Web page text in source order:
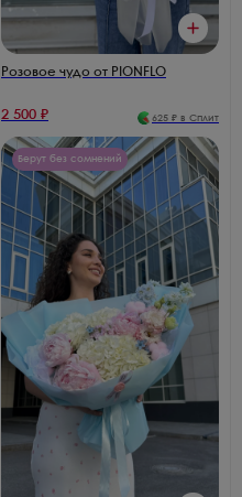
Розовое чудо от PIONFLO
2 500 ₽ 625 ₽ в Сплит
Берут без сомнений